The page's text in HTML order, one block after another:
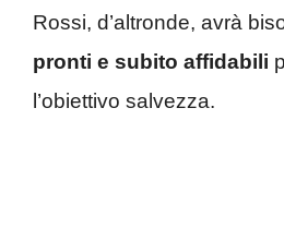
Rossi, d’altronde, avrà
pronti e subito affidabili
l’obiettivo salvezza.